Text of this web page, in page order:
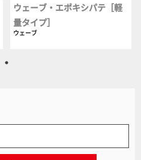
ウェーブ・エポキシパテ［軽
量タイプ］
ウェーブ